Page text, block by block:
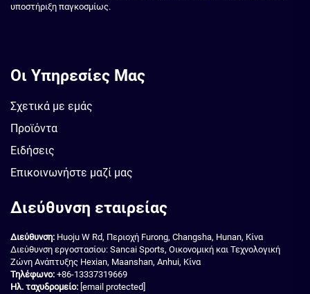
υποστήριξη παγκοσμίως.
Οι Υπηρεσίες Μας
Σχετικά με εμάς
Προϊόντα
Ειδήσεις
Επικοινωνήστε μαζί μας
Διεύθυνση εταιρείας
Διεύθυνση: Huoju W Rd, Περιοχή Furong, Changsha, Hunan, Κίνα
Διεύθυνση εργοστασίου: Sancai Sports, Οικονομική και Τεχνολογική
Ζώνη Ανάπτυξης Hexian, Maanshan, Anhui, Κίνα
Τηλέφωνο: +86-13337319669
Ηλ. ταχυδρομείο: [email protected]